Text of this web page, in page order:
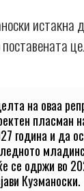
истакна
на оваа
пласман
година и да
се одржи во
Кузманоски.